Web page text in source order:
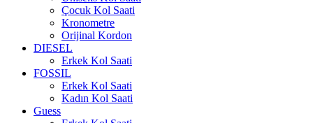
Çocuk Kol Saati
Kronometre
Orijinal Kordon
DIESEL
Erkek Kol Saati
FOSSIL
Erkek Kol Saati
Kadın Kol Saati
Guess